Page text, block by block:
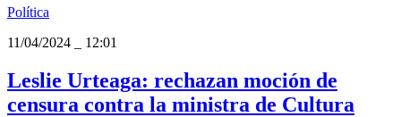
Política
11/04/2024
12:01
Leslie Urteaga: rechazan moción de
censura contra la ministra de Cultura